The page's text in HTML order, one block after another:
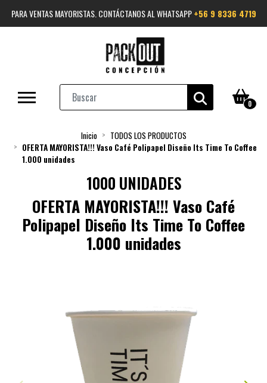
PARA VENTAS MAYORISTAS. CONTÁCTANOS AL WHATSAPP+56 9 8336 4719
0
Inicio
TODOS LOS PRODUCTOS
OFERTA MAYORISTA!!! Vaso Café Polipapel Diseño Its Time To Coffee
1.000 unidades
1000 UNIDADES
OFERTA MAYORISTA!!! Vaso Café
Polipapel Diseño Its Time To Coffee
1.000 unidades